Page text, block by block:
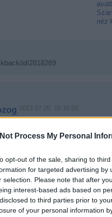
Process My Personal
opt-out of the sale, sharing to
for targeted advertising
selection. Please note that after
interest-based ads based on
to third parties prior to
of your personal information
néz
id/2818269
2013.07.25. 15:16:55
az elvarázsolt kastélyba érkeztem
botladozó emberek látványa
tartalomnak minősülnek, értük aszolgáltatás technikai